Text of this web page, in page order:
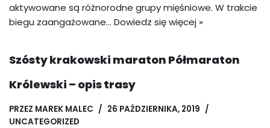
aktywowane są różnorodne grupy mięśniowe. W trakcie
biegu zaangażowane… Dowiedz się więcej »
Szósty krakowski maraton Półmaraton
Królewski – opis trasy
PRZEZ MAREK MALEC
26 PAŹDZIERNIKA, 2019
UNCATEGORIZED